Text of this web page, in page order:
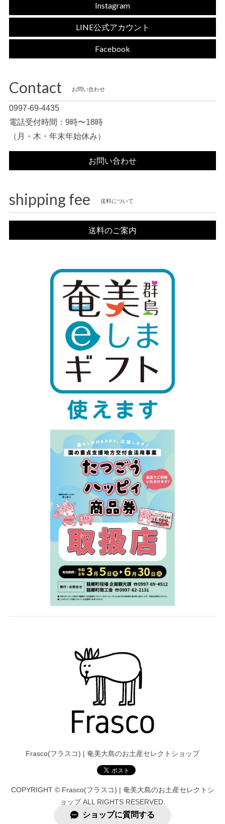
Instagram
LINE公式アカウント
Facebook
Contact お問い合わせ
0997-69-4435
電話受付時間：9時〜18時
（月・木・年末年始休み）
お問い合わせ
shipping fee 送料について
送料のご案内
Frasco(フラスコ) | 奄美大島のお土産セレクトショップ
COPYRIGHT © Frasco(フラスコ) | 奄美大島のお土産セレクトシ
ョップ ALL RIGHTS RESERVED.
ショップに質問する